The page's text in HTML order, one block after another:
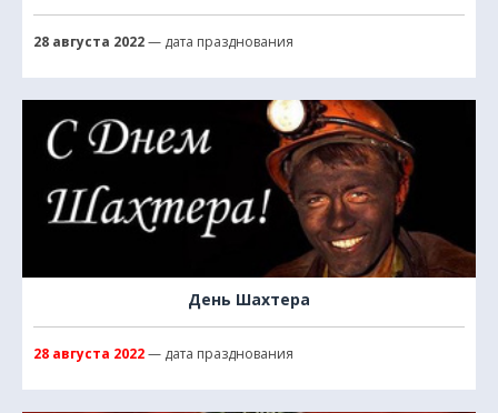
28 августа 2022— дата празднования
День Шахтера
28 августа 2022— дата празднования